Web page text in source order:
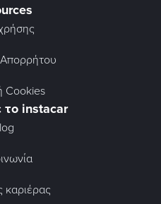
Απορρήτου
Cookies
το instacar
καριέρας